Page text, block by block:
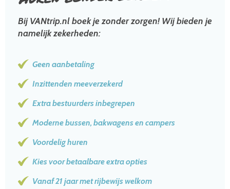
Bij VANtrip.nl boek je zonder zorgen! Wij bieden je
namelijk zekerheden:
Geen aanbetaling
Inzittenden meeverzekerd
Extra bestuurders inbegrepen
Moderne bussen, bakwagens en campers
Voordelig huren
Kies voor betaalbare extra opties
Vanaf 21 jaar met rijbewijs welkom